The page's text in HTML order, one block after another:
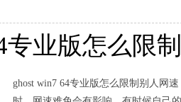
专业版怎么限
ghost win7 64专业版怎么限制别人网